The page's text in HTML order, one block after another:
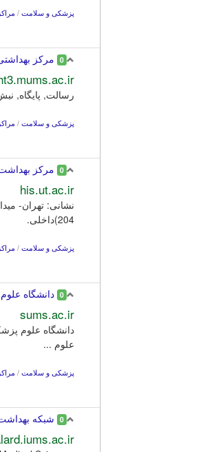
پزشکی و سلامت /
0 مركز
رسالت, پایگاه,
پزشکی و سلامت /
0 مرکز
his.ut.ac.ir
نشانی: تهران- میدان
204)داخلی.
پزشکی و سلامت /
0 دانشگاه
sums.ac.ir
دانشگاه علوم
علوم ...
پزشکی و سلامت /
0 شبکه